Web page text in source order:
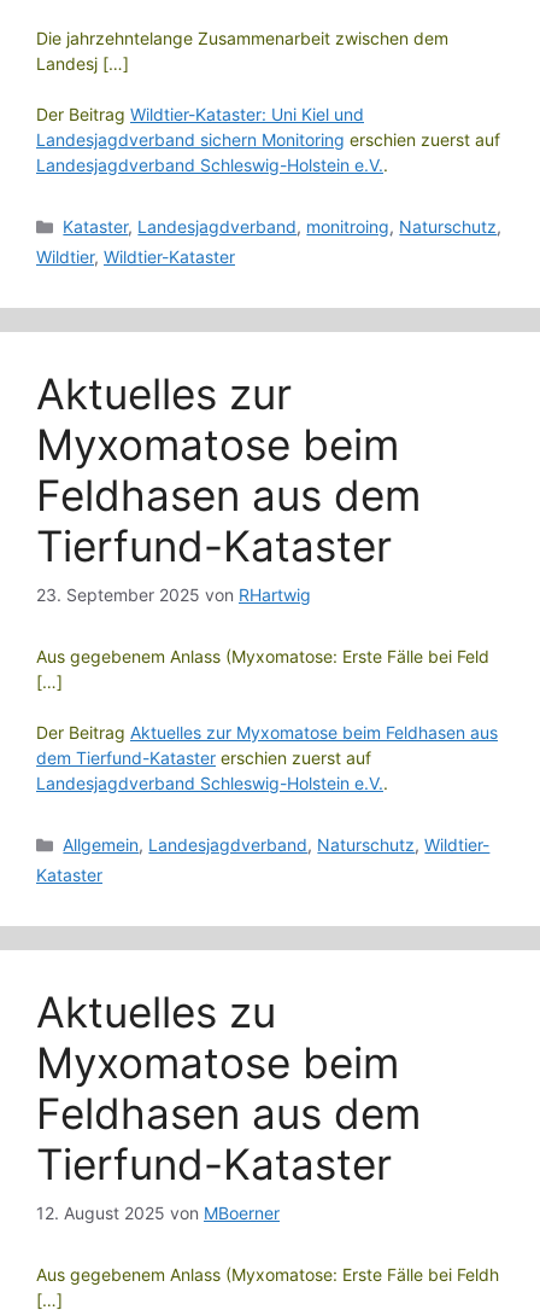
Die jahrzehntelange Zusammenarbeit zwischen dem
Landesj […]
Der Beitrag Wildtier-Kataster: Uni Kiel und
Landesjagdverband sichern Monitoring erschien zuerst auf
Landesjagdverband Schleswig-Holstein e.V..
Kategorien
Kataster, Landesjagdverband, monitroing, Naturschutz,
Wildtier, Wildtier-Kataster
Aktuelles zur
Myxomatose beim
Feldhasen aus dem
Tierfund-Kataster
23. September 2025 von RHartwig
Aus gegebenem Anlass (Myxomatose: Erste Fälle bei Feld
[…]
Der Beitrag Aktuelles zur Myxomatose beim Feldhasen aus
dem Tierfund-Kataster erschien zuerst auf
Landesjagdverband Schleswig-Holstein e.V..
Kategorien
Allgemein, Landesjagdverband, Naturschutz,Wildtier-
Kataster
Aktuelles zu
Myxomatose beim
Feldhasen aus dem
Tierfund-Kataster
12. August 2025 von MBoerner
Aus gegebenem Anlass (Myxomatose: Erste Fälle bei Feldh
[…]